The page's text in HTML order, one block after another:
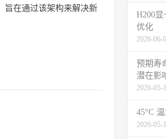
旨在通过该架构来解决新
H200
优化
2026-06-
预期寿
潜在影
2026-05-
45°C
2026-05-